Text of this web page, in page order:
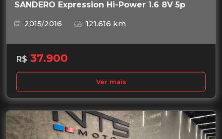
SANDERO Expression Hi-Power 1.6 8V 5p
2015/2016
121.616 km
R$ 37.900
Ver mais